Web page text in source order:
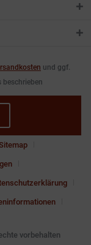
und ggf.
beschrieben
vorbehalten